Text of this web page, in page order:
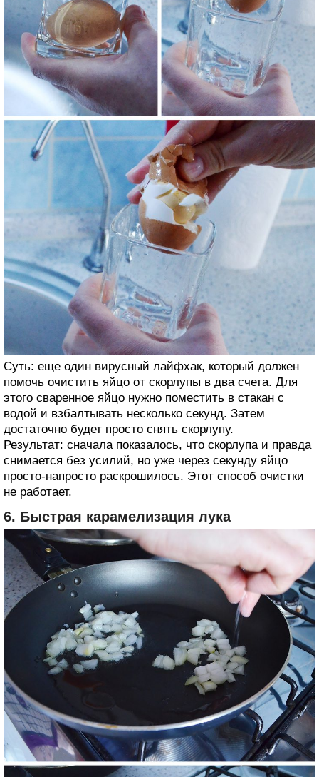
Суть: еще один вирусный лайфхак, который должен
помочь очистить яйцо от скорлупы в два счета. Для
этого сваренное яйцо нужно поместить в стакан с
водой и взбалтывать несколько секунд. Затем
достаточно будет просто снять скорлупу.
Результат: сначала показалось, что скорлупа и правда
снимается без усилий, но уже через секунду яйцо
просто-напросто раскрошилось. Этот способ очистки
не работает.
6. Быстрая карамелизация лука